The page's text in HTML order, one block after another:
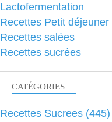
Lactofermentation
Recettes Petit déjeuner
Recettes salées
Recettes sucrées
CATÉGORIES
Recettes Sucrees (445)